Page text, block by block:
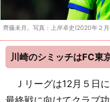
齊藤未月。写真：上岸卓史(2020年２
川崎のシミッチはFC東
Ｊリーグは12月５日